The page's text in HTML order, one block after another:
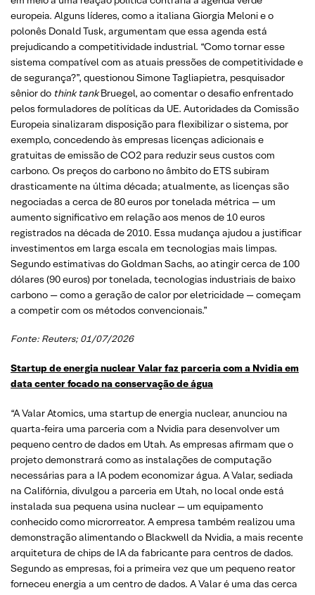
europeia. Alguns líderes, como a italiana Giorgia Meloni e o
polonês Donald Tusk, argumentam que essa agenda está
prejudicando a competitividade industrial. “Como tornar esse
sistema compatível com as atuais pressões de competitividade e
de segurança?”, questionou Simone Tagliapietra, pesquisador
sênior do think tankBruegel, ao comentar o desafio enfrentado
pelos formuladores de políticas da UE. Autoridades da Comissão
Europeia sinalizaram disposição para flexibilizar o sistema, por
exemplo, concedendo às empresas licenças adicionais e
gratuitas de emissão de CO2 para reduzir seus custos com
carbono. Os preços do carbono no âmbito do ETS subiram
drasticamente na última década; atualmente, as licenças são
negociadas a cerca de 80 euros por tonelada métrica — um
aumento significativo em relação aos menos de 10 euros
registrados na década de 2010. Essa mudança ajudou a justificar
investimentos em larga escala em tecnologias mais limpas.
Segundo estimativas do Goldman Sachs, ao atingir cerca de 100
dólares (90 euros) por tonelada, tecnologias industriais de baixo
carbono — como a geração de calor por eletricidade — começam
a competir com os métodos convencionais.”
Fonte: Reuters; 01/07/2026
Startup de energia nuclear Valar faz parceria com a Nvidia em
data center focado na conservação de água
“A Valar Atomics, uma startup de energia nuclear, anunciou na
quarta-feira uma parceria com a Nvidia para desenvolver um
pequeno centro de dados em Utah. As empresas afirmam que o
projeto demonstrará como as instalações de computação
necessárias para a IA podem economizar água. A Valar, sediada
na Califórnia, divulgou a parceria em Utah, no local onde está
instalada sua pequena usina nuclear — um equipamento
conhecido como microrreator. A empresa também realizou uma
demonstração alimentando o Blackwell da Nvidia, a mais recente
arquitetura de chips de IA da fabricante para centros de dados.
Segundo as empresas, foi a primeira vez que um pequeno reator
forneceu energia a um centro de dados. A Valar é uma das cerca